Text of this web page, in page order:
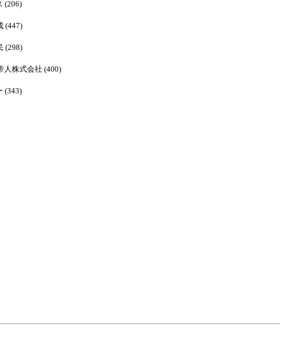
(206)
(447)
(298)
人株式会社 (400)
(343)